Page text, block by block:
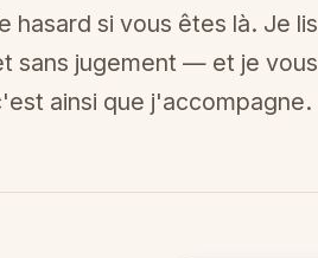
hasard si vous êtes là. Je lis
sans jugement — et je vous
ainsi que j'accompagne.